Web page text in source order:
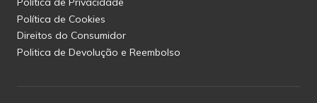
Política de Cookies
Direitos do Consumidor
Politica de Devolução e Reembolso